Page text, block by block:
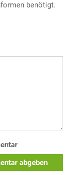
benötigt.
abgeben